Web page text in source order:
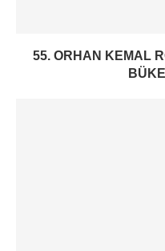
55. ORHAN KEMAL